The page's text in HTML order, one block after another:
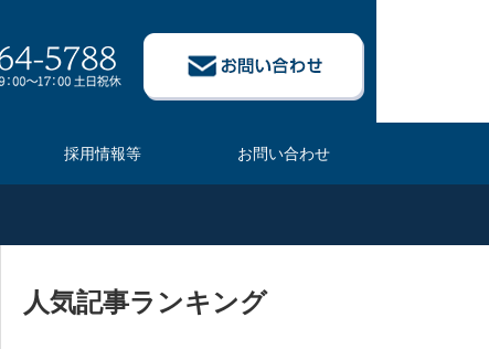
採用情報等 お問い合わせ
人気記事ランキング